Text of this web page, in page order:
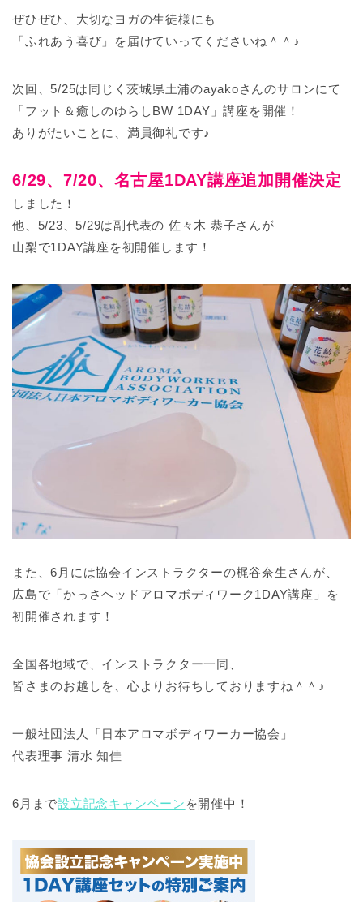
ぜひぜひ、大切なヨガの生徒様にも
「ふれあう喜び」を届けていってくださいね＾＾♪
次回、5/25は同じく茨城県土浦のayakoさんのサロンにて
「フット＆癒しのゆらしBW 1DAY」講座を開催！
ありがたいことに、満員御礼です♪
6/29、7/20、名古屋1DAY講座追加開催決定
しました！
他、5/23、5/29は副代表の 佐々木 恭子さんが
山梨で1DAY講座を初開催します！
また、6月には協会インストラクターの梶谷奈生さんが、
広島で「かっさヘッドアロマボディワーク1DAY講座」を
初開催されます！
全国各地域で、インストラクター一同、
皆さまのお越しを、心よりお待ちしておりますね＾＾♪
一般社団法人「日本アロマボディワーカー協会」
代表理事 清水 知佳
6月まで設立記念キャンペーン を開催中！